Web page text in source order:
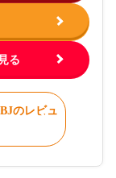
る
のレビュ